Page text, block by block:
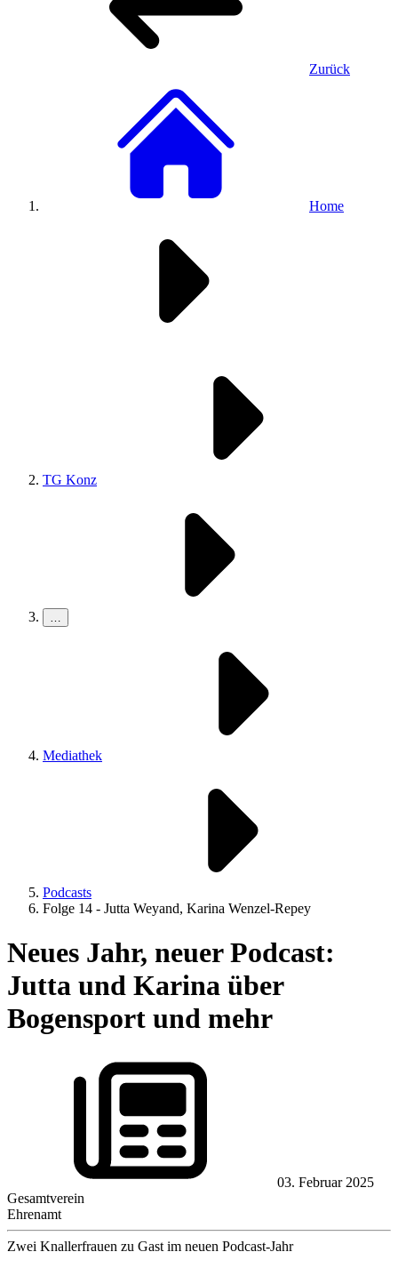
Zurück
Home
TG Konz
…
Mediathek
Podcasts
Folge 14 - Jutta Weyand, Karina Wenzel-Repey
Neues Jahr, neuer Podcast:
Jutta und Karina über
Bogensport und mehr
03. Februar 2025
Gesamtverein
Ehrenamt
Zwei Knallerfrauen zu Gast im neuen Podcast-Jahr